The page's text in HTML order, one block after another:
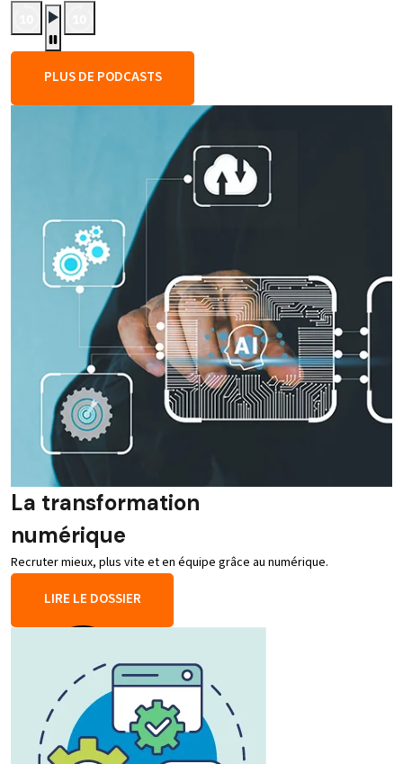
PLUS DE PODCASTS
La transformation
numérique
Recruter mieux, plus vite et en équipe grâce au numérique.
LIRE LE DOSSIER